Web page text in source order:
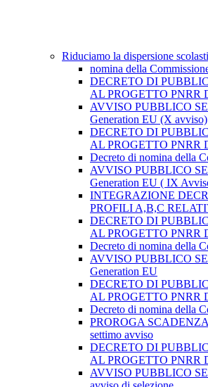
Riduciamo la dispersione
nomina della
DECRETO DI
AL PROGETTO PNRR
AVVISO PUBBLICO
Generation EU (X avviso)
DECRETO DI
AL PROGETTO PNRR
Decreto di nomina della
AVVISO PUBBLICO
Generation EU ( IX
INTEGRAZIONE
PROFILI A,B,C
DECRETO DI
AL PROGETTO PNRR
Decreto di nomina della
AVVISO PUBBLICO
Generation EU
DECRETO DI
AL PROGETTO PNRR
Decreto di nomina della
PROROGA
settimo avviso
DECRETO DI
AL PROGETTO PNRR
AVVISO PUBBLICO